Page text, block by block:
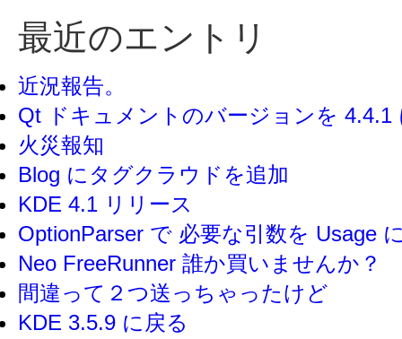
最近のエントリ
近況報告。
Qt ドキュメントのバージョンを 4.4.1
火災報知
Blog にタグクラウドを追加
KDE 4.1 リリース
OptionParser で 必要な引数を Usage
Neo FreeRunner 誰か買いませんか？
間違って２つ送っちゃったけど
KDE 3.5.9 に戻る